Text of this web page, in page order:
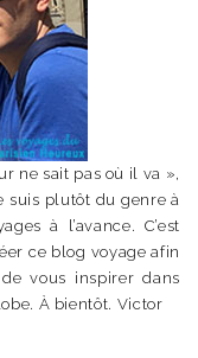
ne sait pas où il va »,
suis plutôt du genre à
à l’avance. C’est
ce blog voyage afin
vous inspirer dans
À bientôt. Victor